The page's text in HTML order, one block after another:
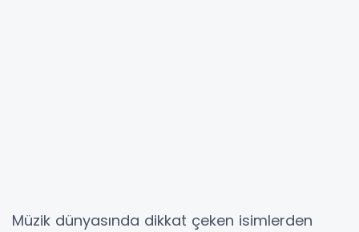
Müzik dünyasında dikkat çeken isimlerden